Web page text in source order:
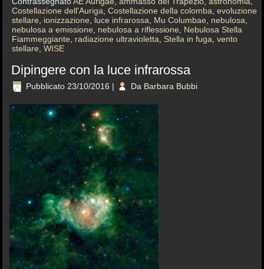
Costellazione dell'Auriga ,Costellazione della colomba ,evoluzione
stellare
ionizzazione luce infrarossa Mu Columbae nebulosa
nebulosa a emissione
nebulosa a riflessione
Nebulosa Stella
Fiammeggiante
radiazione ultravioletta Stella in fuga ,vento
stellare ,WISE
Dipingere con la luce infrarossa
Pubblicato 23/10/2016 | Da Barbara Bubbi